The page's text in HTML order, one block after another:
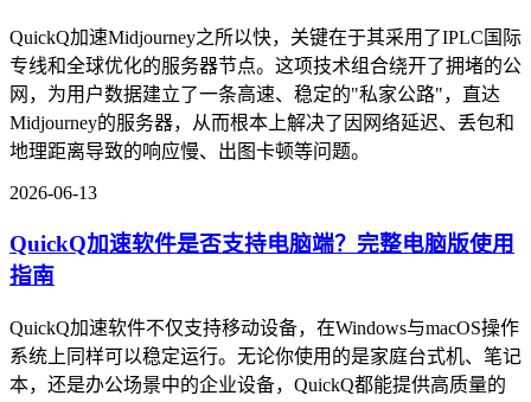
QuickQ加速Midjourney之所以快，关键在于其采用了IPLC国际
专线和全球优化的服务器节点。这项技术组合绕开了拥堵的公
网，为用户数据建立了一条高速、稳定的"私家公路"，直达
Midjourney的服务器，从而根本上解决了因网络延迟、丢包和
地理距离导致的响应慢、出图卡顿等问题。
2026-06-13
QuickQ加速软件是否支持电脑端？完整电脑版使用
指南
QuickQ加速软件不仅支持移动设备，在Windows与macOS操作
系统上同样可以稳定运行。无论你使用的是家庭台式机、笔记
本，还是办公场景中的企业设备，QuickQ都能提供高质量的